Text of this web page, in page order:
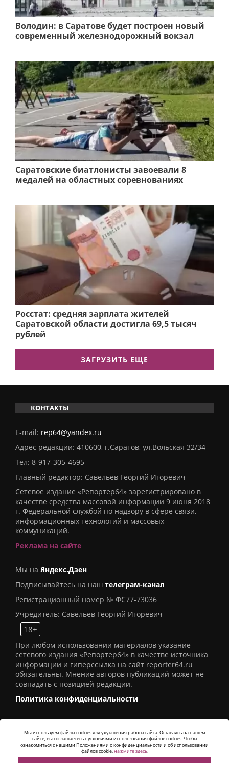
Володин: в Саратове будет построен новый
современный железнодорожный вокзал
Саратовские биатлонисты завоевали 8
медалей на областных соревнованиях
Росстат: средняя зарплата жителей
Саратовской области достигла 69,5 тысяч
рублей
ЗАГРУЗИТЬ ЕЩЕ
КОНТАКТЫ
E-mail: rep64@yandex.ru
Адрес редакции: 410600, г.Саратов, ул.Вольская 32/34
Тел: 8-917-305-4695
Главный редактор: Савельев Георгий Игоревич
Сетевое издание «Репортер64» зарегистрировано в
качестве средства массовой информации 9 июня 2018
г. Федеральной службой по надзору в сфере связи,
информационных технологий и массовых
коммуникаций.
Реклама на сайте
Мы на Яндекс.Дзен
Подписывайтесь на наш телеграм-канал
Регистрационный номер № ФС77-73036
Учредитель: Савельев Георгий Игоревич
18+
При любом использовании материалов указание
сетевого издания «Репортер64» в качестве источника
информации и гиперссылка на сайт reporter64.ru
обязательны. Мнение авторов публикаций может не
совпадать с позицией редакции.
Политика конфиденциальности
© 2016СИ «Репортер64». Все права защищены -
Alatis Studio
Мы используем файлы cookies для улучшения работы сайта. Оставаясь на нашем
сайте, вы соглашаетесь с условиями использования файлов cookies. Чтобы
ознакомиться с нашими Положениями о конфиденциальности и об использовании
файлов cookie,нажмите здесь.